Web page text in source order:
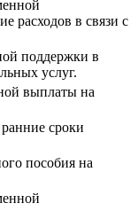
расходов в связи с
поддержки в
услуг.
выплаты на
сроки
пособия на